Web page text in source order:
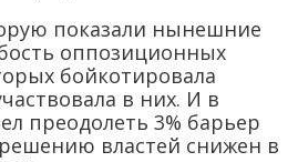
показали нынешние
оппозиционных
бойкотировала
в них. И в
преодолеть 3% барьер
властей снижен в